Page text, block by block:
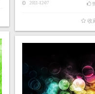
2011-12-07
收